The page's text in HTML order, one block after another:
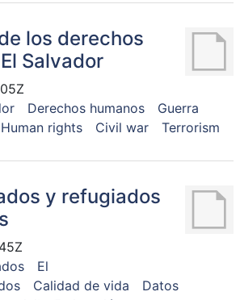
los derechos
Salvador
Derechos humanos
Guerra
Human rights Civil war Terrorism
y refugiados
El
Calidad de vida
Datos